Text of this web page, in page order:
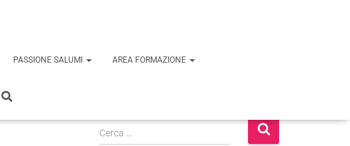
PASSIONE SALUMI AREA FORMAZIONE
Cerca …